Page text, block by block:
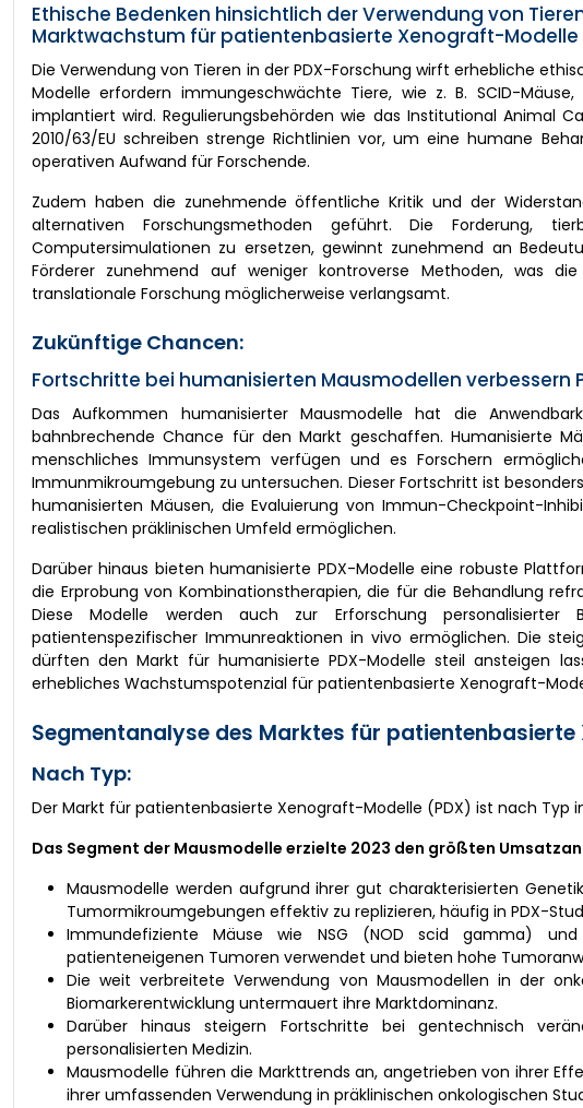
Ethische Bedenken hinsichtlich der Verwendung von
Marktwachstum für patientenbasierte Xenograft-Modelle
Die Verwendung von Tieren in der PDX-Forschung wirft erhebliche
Modelle erfordern immungeschwächte Tiere, wie z. B. SCID-
implantiert wird. Regulierungsbehörden wie das Institutional Animal
2010/63/EU schreiben strenge Richtlinien vor, um eine humane
operativen Aufwand für Forschende.
Zudem haben die zunehmende öffentliche Kritik und der
alternativen Forschungsmethoden geführt. Die Forderung,
Computersimulationen zu ersetzen, gewinnt zunehmend an
Förderer zunehmend auf weniger kontroverse Methoden, was
translationale Forschung möglicherweise verlangsamt.
Zukünftige Chancen:
Fortschritte bei humanisierten Mausmodellen verbessern
Das Aufkommen humanisierter Mausmodelle hat die
bahnbrechende Chance für den Markt geschaffen. Humanisierte
menschliches Immunsystem verfügen und es Forschern
Immunmikroumgebung zu untersuchen. Dieser Fortschritt ist
humanisierten Mäusen, die Evaluierung von Immun-Checkpoint-
realistischen präklinischen Umfeld ermöglichen.
Darüber hinaus bieten humanisierte PDX-Modelle eine robuste
die Erprobung von Kombinationstherapien, die für die Behandlung
Diese Modelle werden auch zur Erforschung personalisierter
patientenspezifischer Immunreaktionen in vivo ermöglichen. Die
dürften den Markt für humanisierte PDX-Modelle steil ansteigen
erhebliches Wachstumspotenzial für patientenbasierte Xenograft-
Segmentanalyse des Marktes für
Nach Typ:
Der Markt für patientenbasierte Xenograft-Modelle (PDX) ist nach Typ
Das Segment der Mausmodelle erzielte 2023 den größten
Mausmodelle werden aufgrund ihrer gut charakterisierten
Tumormikroumgebungen effektiv zu replizieren, häufig in PDX-
Immundefiziente Mäuse wie NSG (NOD scid gamma)
patienteneigenen Tumoren verwendet und bieten hohe
Die weit verbreitete Verwendung von Mausmodellen in der
Biomarkerentwicklung untermauert ihre Marktdominanz.
Darüber hinaus steigern Fortschritte bei gentechnisch
personalisierten Medizin.
Mausmodelle führen die Markttrends an, angetrieben von ihrer
ihrer umfassenden Verwendung in präklinischen onkologischen